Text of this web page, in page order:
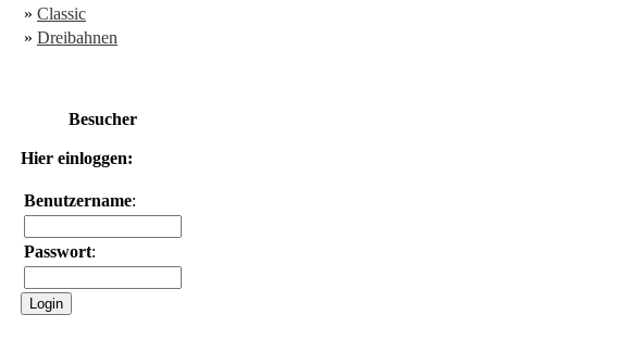
» Classic
» Dreibahnen
Besucher
Hier einloggen:
Benutzername:
Passwort: